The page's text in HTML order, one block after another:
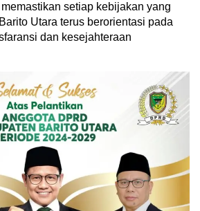
setiap kebijakan yang
Utara terus berorientasi pada
dan kesejahteraan